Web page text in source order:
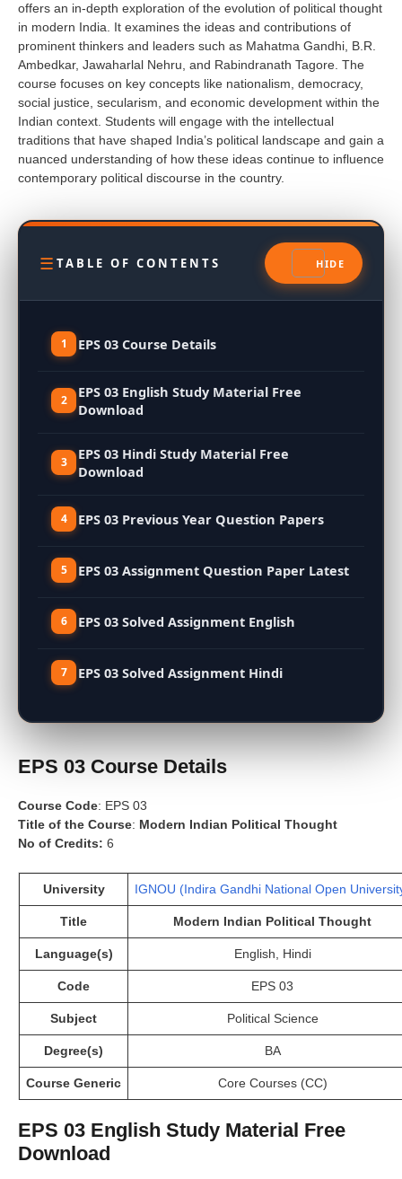
offers an in-depth exploration of the evolution of political thought
in modern India. It examines the ideas and contributions of
prominent thinkers and leaders such as Mahatma Gandhi, B.R.
Ambedkar, Jawaharlal Nehru, and Rabindranath Tagore. The
course focuses on key concepts like nationalism, democracy,
social justice, secularism, and economic development within the
Indian context. Students will engage with the intellectual
traditions that have shaped India’s political landscape and gain a
nuanced understanding of how these ideas continue to influence
contemporary political discourse in the country.
TABLE OF CONTENTS
EPS 03 Course Details
EPS 03 English Study Material Free
Download
EPS 03 Hindi Study Material Free
Download
EPS 03 Previous Year Question Papers
EPS 03 Assignment Question Paper Latest
EPS 03 Solved Assignment English
EPS 03 Solved Assignment Hindi
EPS 03 Course Details
Course Code: EPS 03
Title of the Course: Modern Indian Political Thought
No of Credits: 6
University IGNOU (Indira Gandhi National Open
Title Modern Indian Political Thought
Language(s) English, Hindi
Code EPS 03
Subject Political Science
Degree(s) BA
Course Generic Core Courses (CC)
EPS 03 English Study Material Free
Download